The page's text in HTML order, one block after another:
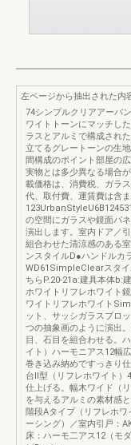
左ページから抽出された内
74シンプルクリアアーバ
ワイトトーンにマッチし
ラスとアルミで構成され
立てるグレートーンの生
間構成のポイント部屋の
実物とは多少異なる場合
載価格は、消費税、ガラ
代、取付費、運賃費は含ま
の空間にガラスや鏡面パ
演出します。室内ドア／
組合わせた清涼感のある
ンスタイルD●ハンドルカ
WD61SimpleClearスタイ
ちらP.20-21a:建具本体b:
ホワイトリフレホワイト
ワイトリフレホワイト
ット、サッシガラスブロ
つの抽象画のように演出
目、石目を組合わせる。
イト）ハーモニアス12幅
巻き込み納めですっきり
台Ⅱ型（リフレホワイト）
仕上げる。幅木ワイド（
を与えるアルミの素材感
階段Aタイプ（リフレホ
ーシング）／室内引戸：
床：ハーモ二アス12（モ